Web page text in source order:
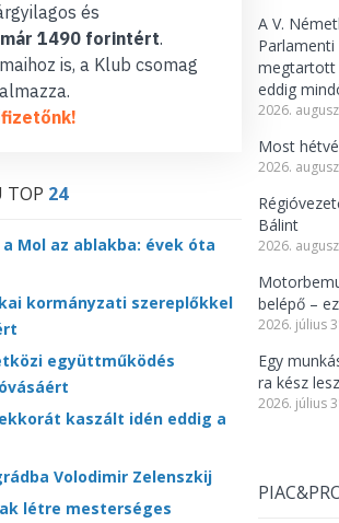
és
1490 forintért.
is, a Klub csomag
TOP 24
Mol az ablakba: évek óta
kormányzati szereplőkkel
együttműködés
kaszált idén eddig a
Volodimir Zelenszkij
létre mesterséges
A V.
megtartott
eddig
2026.
Most
2026.
Bálint
2026.
belépő –
2026. július
Egy
ra kész
2026. július